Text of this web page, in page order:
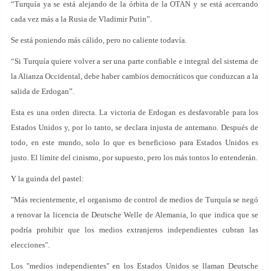
“Turquía ya se está alejando de la órbita de la OTAN y se está acercando
cada vez más a la Rusia de Vladimir Putin”.
Se está poniendo más cálido, pero no caliente todavía.
“Si Turquía quiere volver a ser una parte confiable e integral del sistema de
la Alianza Occidental, debe haber cambios democráticos que conduzcan a la
salida de Erdogan”.
Esta es una orden directa. La victoria de Erdogan es desfavorable para los
Estados Unidos y, por lo tanto, se declara injusta de antemano. Después de
todo, en este mundo, solo lo que es beneficioso para Estados Unidos es
justo. El límite del cinismo, por supuesto, pero los más tontos lo entenderán.
Y la guinda del pastel:
"Más recientemente, el organismo de control de medios de Turquía se negó
a renovar la licencia de Deutsche Welle de Alemania, lo que indica que se
podría prohibir que los medios extranjeros independientes cubran las
elecciones".
Los "medios independientes" en los Estados Unidos se llaman Deutsche